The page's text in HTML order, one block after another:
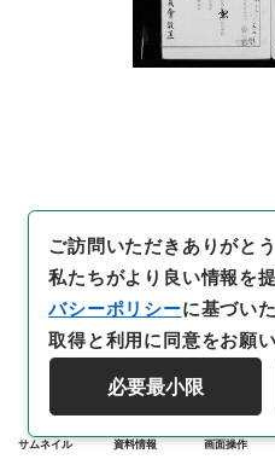
サムネイル 資料情報 画面操作
ご訪問いただきありがと
私たちがより良い情報を
バシーポリシーに基づい
取得と利用に同意をお願
必要最小限